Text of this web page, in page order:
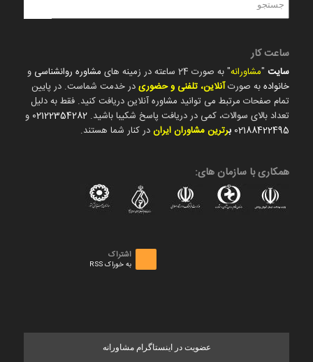
ساعت کار
سایت"مشاورانه" به صورت 24 ساعته در زمینه های مشاوره روانشناسی و
خانوادهبه صورتآنلاین، تلفنی و حضوریدر خدمت شماست. در پایین
تمام صفحات مرتبط می توانید مشاوره آنلاین دریافت کنید. فقط به دلیل
تعداد بالای سوالات، کمی در دریافت پاسخ شکیبا باشید. 02122354282 و
02188422495 برترین مشاوران ایراندر کنار شما هستند.
همکاری با سازمان های:
اشتراک
به خوراک RSS
عضویت در اینستاگرام مشاورانه